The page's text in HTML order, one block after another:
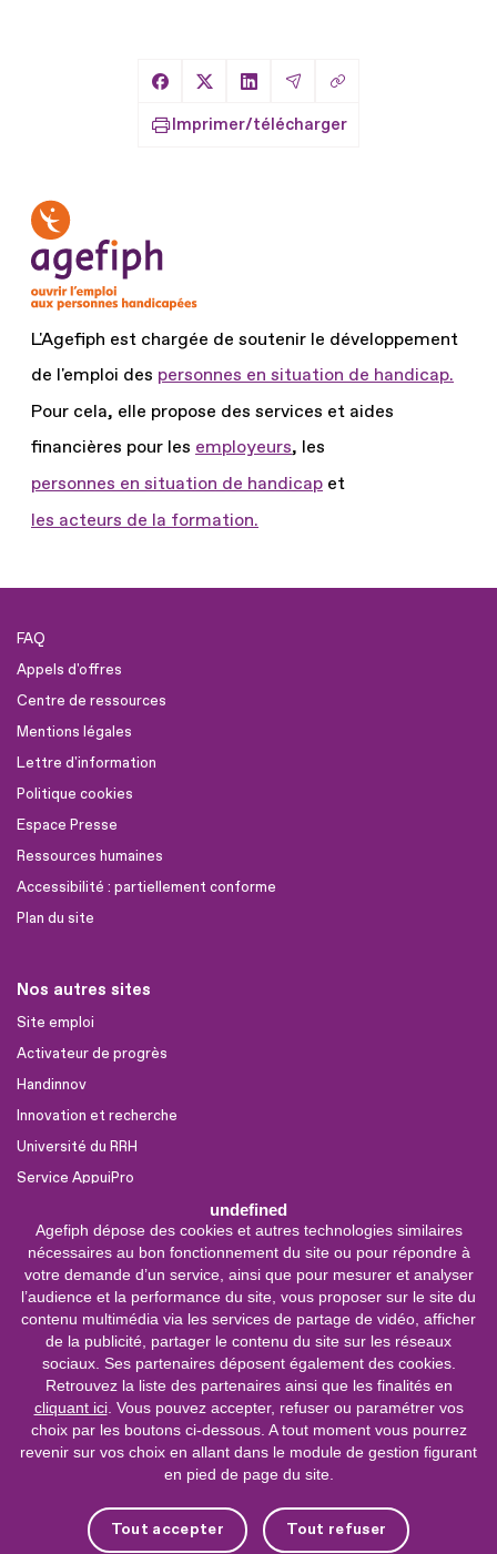
undefined
Agefiph dépose des cookies et autres technologies similaires
nécessaires au bon fonctionnement du site ou pour répondre à
votre demande d’un service, ainsi que pour mesurer et analyser
l’audience et la performance du site, vous proposer sur le site du
contenu multimédia via les services de partage de vidéo, afficher
de la publicité, partager le contenu du site sur les réseaux
sociaux. Ses partenaires déposent également des cookies.
Retrouvez la liste des partenaires ainsi que les finalités en
cliquant ici. Vous pouvez accepter, refuser ou paramétrer vos
choix par les boutons ci-dessous. A tout moment vous pourrez
revenir sur vos choix en allant dans le module de gestion figurant
en pied de page du site.
Tout accepter Tout refuser
Partager sur Facebook
Partager sur X
Partager sur LinkedIn
Partager par Email
Copier le lien
Imprimer/télécharger
L'Agefiph est chargée de soutenir le développement
de l'emploi des personnes en situation de handicap.
Pour cela, elle propose des services et aides
financières pour les employeurs, les
personnes en situation de handicap et
les acteurs de la formation.
FAQ
Appels d'offres
Centre de ressources
Mentions légales
Lettre d'information
Politique cookies
Espace Presse
Ressources humaines
Accessibilité : partiellement conforme
Plan du site
Nos autres sites
Site emploi
Activateur de progrès
Handinnov
Innovation et recherche
Université du RRH
Service AppuiPro
Nous suivre
Youtube
Linkedin
Facebook
0 800 11 10 09
Service &
appel gratuits
Nous contacter
Plateforme de mise en contact LSF